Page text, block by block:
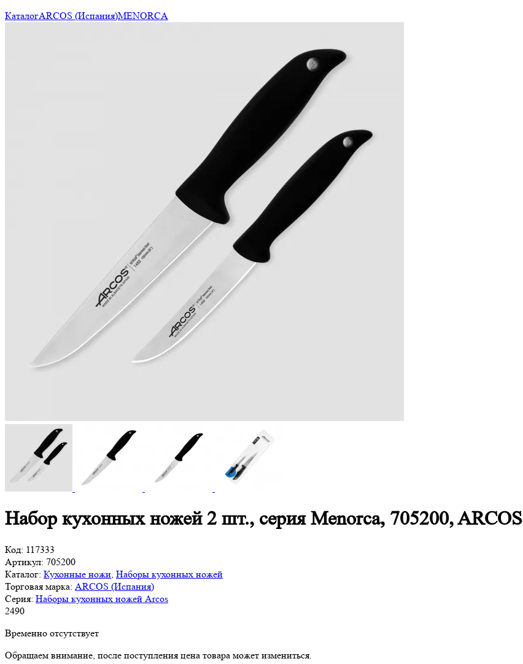
КаталогARCOS (Испания)MENORCA
Набор кухонных ножей 2 шт., серия Menorca, 705200, ARCOS
Код: 117333
Артикул: 705200
Каталог: Кухонные ножи Наборы кухонных ножей
Торговая марка: ARCOS (Испания)
Серия: Наборы кухонных ножей Arcos
2490
Временно отсутствует
Обращаем внимание, после поступления цена товара может измениться.